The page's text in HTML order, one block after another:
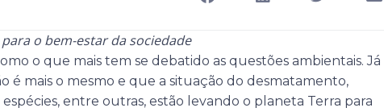
o bem-estar da sociedade
o que mais tem se debatido as questões ambientais. Já
é mais o mesmo e que a situação do desmatamento,
entre outras, estão levando o planeta Terra para